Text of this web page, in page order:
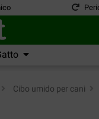
Cibo umido per cani